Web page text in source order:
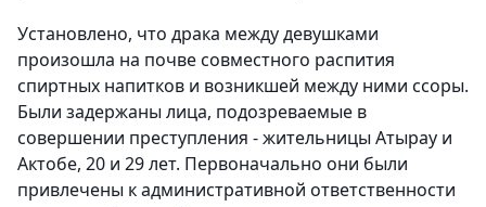
Установлено, что драка между девушками
произошла на почве совместного распития
спиртных напитков и возникшей между ними ссоры.
Были задержаны лица, подозреваемые в
совершении преступления - жительницы Атырау и
Актобе, 20 и 29 лет. Первоначально они были
привлечены к административной ответственности